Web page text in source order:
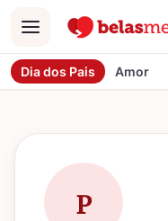
Menu
Dia dos Pais Amor
P